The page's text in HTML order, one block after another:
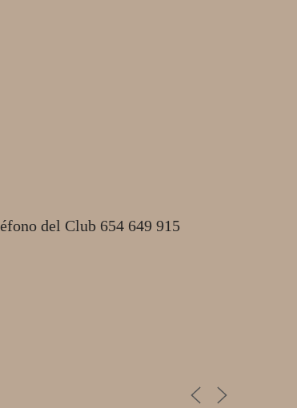
del Club 654 649 915